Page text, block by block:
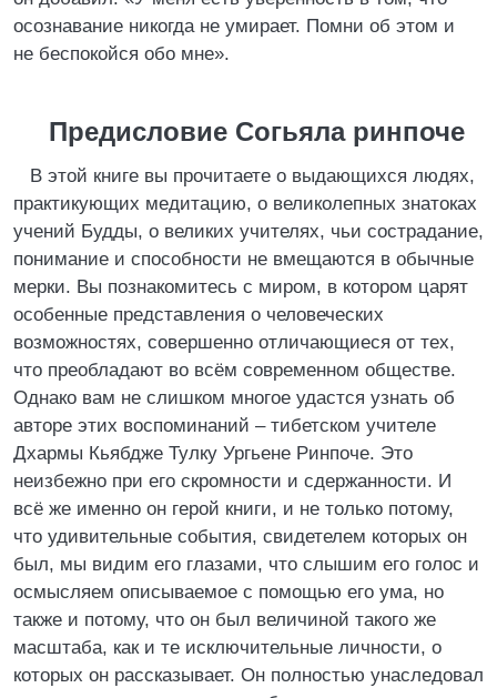
осознавание никогда не умирает. Помни об этом и
не беспокойся обо мне».
Предисловие Согьяла ринпоче
В этой книге вы прочитаете о выдающихся людях,
практикующих медитацию, о великолепных знатоках
учений Будды, о великих учителях, чьи сострадание,
понимание и способности не вмещаются в обычные
мерки. Вы познакомитесь с миром, в котором царят
особенные представления о человеческих
возможностях, совершенно отличающиеся от тех,
что преобладают во всём современном обществе.
Однако вам не слишком многое удастся узнать об
авторе этих воспоминаний – тибетском учителе
Дхармы Кьябдже Тулку Ургьене Ринпоче. Это
неизбежно при его скромности и сдержанности. И
всё же именно он герой книги, и не только потому,
что удивительные события, свидетелем которых он
был, мы видим его глазами, что слышим его голос и
осмысляем описываемое с помощью его ума, но
также и потому, что он был величиной такого же
масштаба, как и те исключительные личности, о
которых он рассказывает. Он полностью унаследовал